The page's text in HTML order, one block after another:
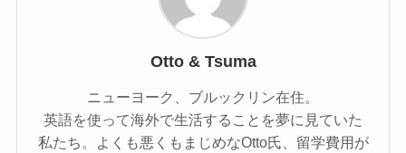
Otto & Tsuma
ニューヨーク、ブルックリン在住。
英語を使って海外で生活することを夢に見ていた
私たち。よくも悪くもまじめなOtto氏、留学費用が